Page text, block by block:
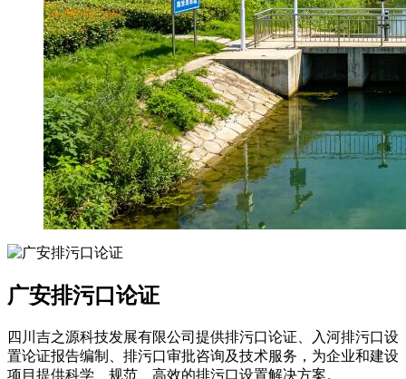
广安排污口论证
四川吉之源科技发展有限公司提供排污口论证、入河排污口设
置论证报告编制、排污口审批咨询及技术服务，为企业和建设
项目提供科学、规范、高效的排污口设置解决方案。